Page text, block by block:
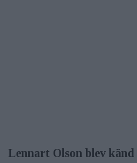
Lennart Olson blev känd